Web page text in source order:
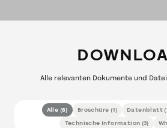
Alle relevanten Dokumente und
Alle (8) Broschüre (1) Datenblatt (
Technische Information (3)